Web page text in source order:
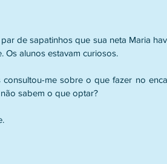
de sapatinhos que sua neta Maria
Os alunos estavam curiosos.
me sobre o que fazer no
sabem o que optar?